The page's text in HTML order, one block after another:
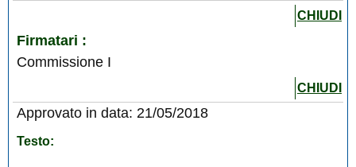
CHIUDI
Firmatari :
Commissione I
CHIUDI
Approvato in data: 21/05/2018
Testo: